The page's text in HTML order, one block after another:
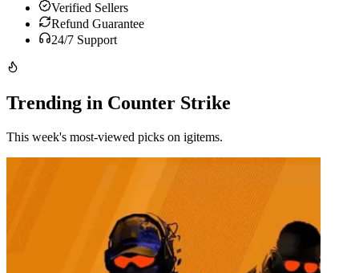
Verified Sellers
Refund Guarantee
24/7 Support
Trending in Counter Strike
This week's most-viewed picks on igitems.